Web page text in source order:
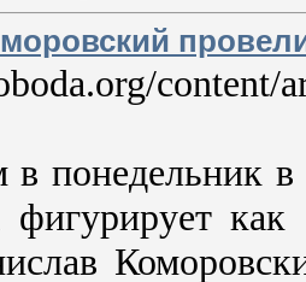
content/
в понедельник
фигурирует